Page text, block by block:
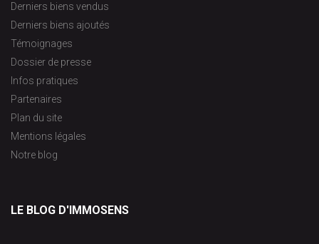
Derniers biens vendus
Derniers biens ajoutés
Témoignages
Dossier de presse
Infos pratiques
Partenaires
Plan du site
Mentions légales
Notre blog
LE BLOG D'IMMOSENS